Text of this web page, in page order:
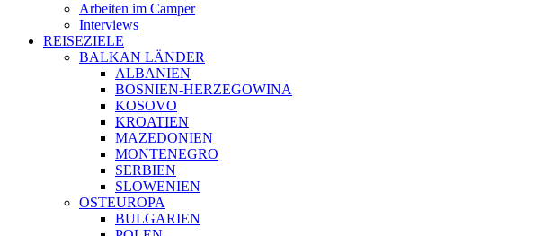
Arbeiten im Camper
Interviews
REISEZIELE
BALKAN LÄNDER
ALBANIEN
BOSNIEN-HERZEGOWINA
KOSOVO
KROATIEN
MAZEDONIEN
MONTENEGRO
SERBIEN
SLOWENIEN
OSTEUROPA
BULGARIEN